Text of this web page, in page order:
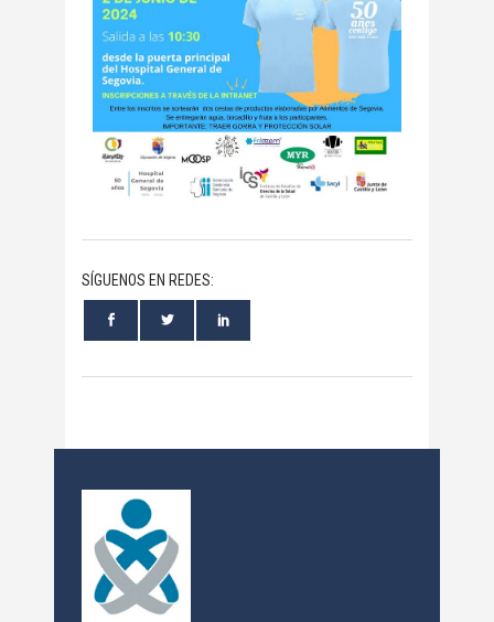
SÍGUENOS EN REDES: